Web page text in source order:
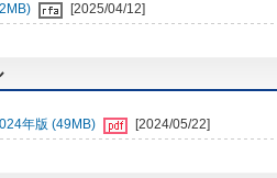
[2025/04/12]
年版 (49MB) [2024/05/22]